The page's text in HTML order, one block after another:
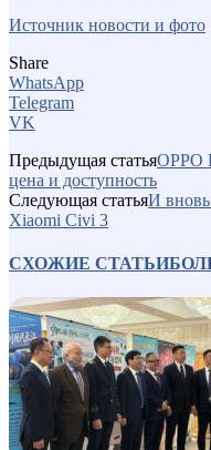
Источник новости и фото
Share
WhatsApp
Telegram
VK
Предыдущая статьяOPPO
цена и доступность
Следующая статьяИ
Xiaomi Civi 3
СХОЖИЕ СТАТЬИ